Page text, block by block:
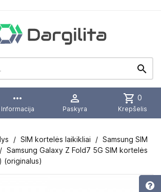

more_horiz
Informacija

Paskyra
shopping_cart 0
Krepšelis
SIM kortelės laikikliai
Samsung SIM
Samsung Galaxy Z Fold7 5G SIM kortelės
(originalus)